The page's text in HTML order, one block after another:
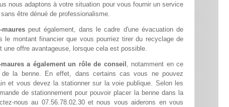
nous adaptons à votre situation pour vous fournir un service
être dénué de professionalisme.
peut également, dans le cadre d'une évacuation de
le montant financier que vous pourriez tirer du recyclage de
offre avantageuse, lorsque cela est possible.
a également un rôle de conseil , notamment en ce
de la benne. En effet, dans certains cas vous ne pouvez
et vous devez la stationner sur la voie publique. Selon les
de stationnement pour pouvoir placer la benne dans la
nous au 07.56.78.02.30 et nous vous aiderons en vous